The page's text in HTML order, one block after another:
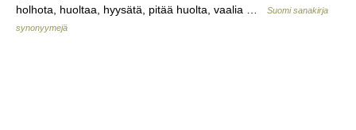
holhota, huoltaa, hyysätä, pitää huolta, vaalia …
Suomi sanakirja
synonyymejä